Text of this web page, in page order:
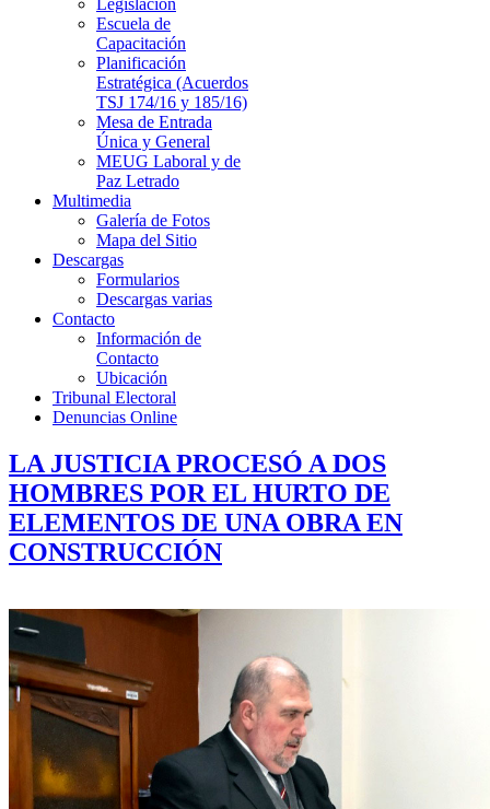
Legislación
Escuela de
Capacitación
Planificación
Estratégica (Acuerdos
TSJ 174/16 y 185/16)
Mesa de Entrada
Única y General
MEUG Laboral y de
Paz Letrado
Multimedia
Galería de Fotos
Mapa del Sitio
Descargas
Formularios
Descargas varias
Contacto
Información de
Contacto
Ubicación
Tribunal Electoral
Denuncias Online
LA JUSTICIA PROCESÓ A DOS
HOMBRES POR EL HURTO DE
ELEMENTOS DE UNA OBRA EN
CONSTRUCCIÓN